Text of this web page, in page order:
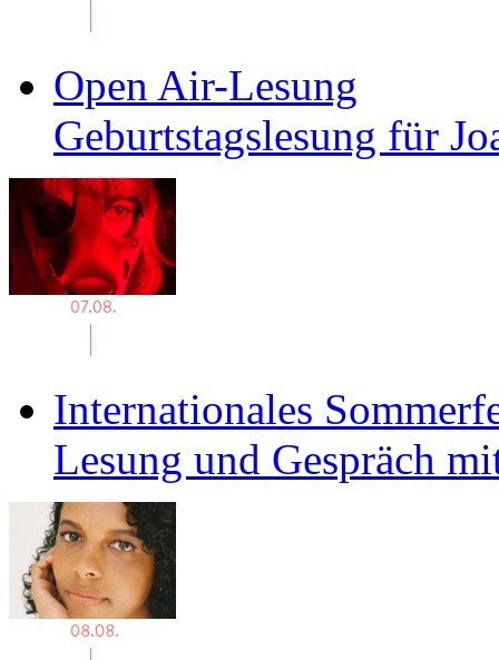
Open Air-Lesung
Geburtstagslesung für
Internationales
Lesung und Gespräch